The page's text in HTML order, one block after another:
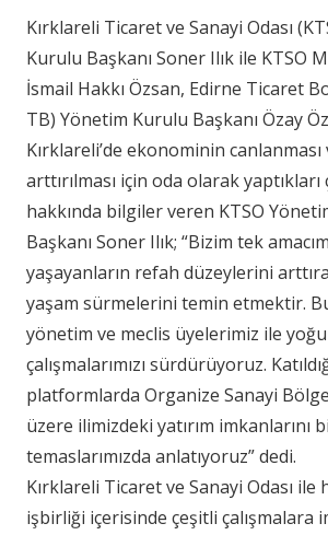
Kırklareli Ticaret ve Sanayi Odası
Kurulu Başkanı Soner Ilık ile KTSO
İsmail Hakkı Özsan, Edirne Ticaret
TB) Yönetim Kurulu Başkanı Özay
Kırklareli’de ekonominin canlanması
arttırılması için oda olarak yaptıkları
hakkında bilgiler veren KTSO
Başkanı Soner Ilık; “Bizim tek
yaşayanların refah düzeylerini
yaşam sürmelerini temin etmektir.
yönetim ve meclis üyelerimiz ile
çalışmalarımızı sürdürüyoruz.
platformlarda Organize Sanayi
üzere ilimizdeki yatırım imkanlarını
temaslarımızda anlatıyoruz” dedi.
Kırklareli Ticaret ve Sanayi Odası ile
işbirliği içerisinde çeşitli çalışmalara